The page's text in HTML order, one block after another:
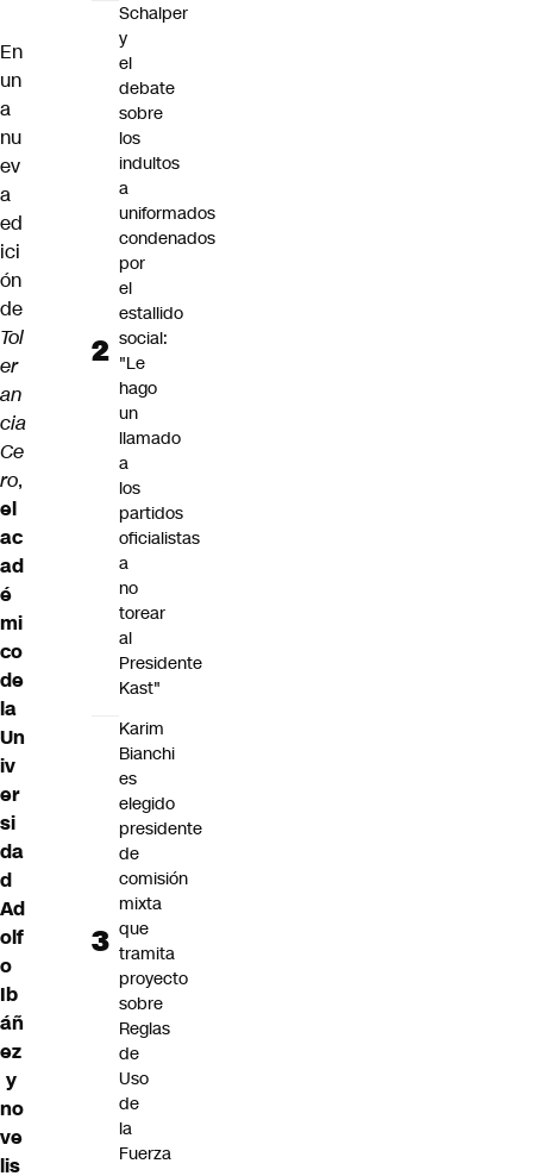
En
un
a
nu
ev
a
ed
ici
ón
de
Tol
er
an
cia
Ce
ro,
el
ac
ad
é
mi
co
de
la
Un
iv
er
si
da
d
Ad
olf
o
Ib
áñ
ez
y
no
ve
lis
Schalper
y
el
debate
sobre
los
indultos
a
uniformados
condenados
por
el
estallido
social:
"Le
hago
un
llamado
a
los
partidos
oficialistas
a
no
torear
al
Presidente
Kast"
Karim
Bianchi
es
elegido
presidente
de
comisión
mixta
que
tramita
proyecto
sobre
Reglas
de
Uso
de
la
Fuerza